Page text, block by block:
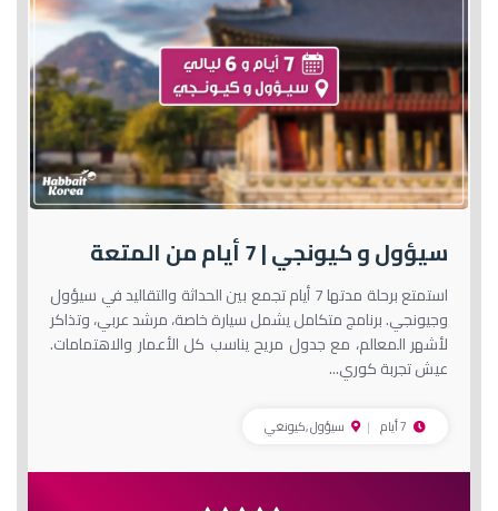
سيؤول و كيونجي | 7 أيام من المتعة
استمتع برحلة مدتها 7 أيام تجمع بين الحداثة والتقاليد في سيؤول
وجيونجي. برنامج متكامل يشمل سيارة خاصة، مرشد عربي، وتذاكر
لأشهر المعالم، مع جدول مريح يناسب كل الأعمار والاهتمامات.
عيش تجربة كوري...
سيؤول ,كيونغي